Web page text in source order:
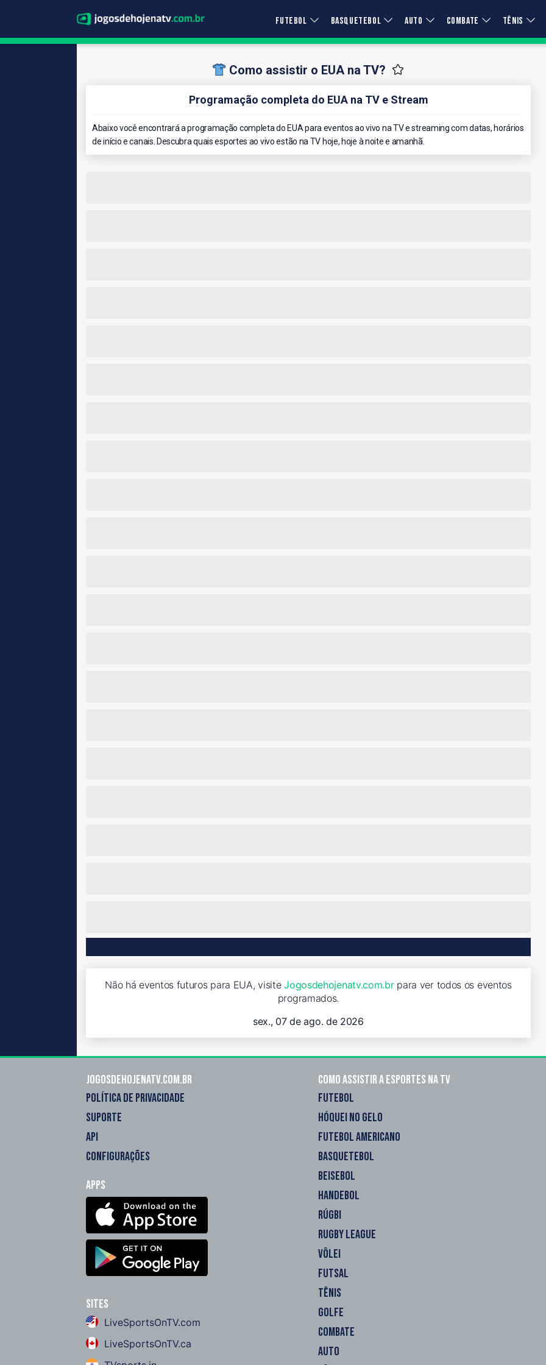
FUTEBOL BASQUETEBOL AUTO COMBATE TÊNIS
Como assistir o EUA na TV?
Programação completa do EUA na TV e Stream
Abaixo você encontrará a programação completa do EUA para eventos ao vivo na TV e streaming com datas, horários
de início e canais. Descubra quais esportes ao vivo estão na TV hoje, hoje à noite e amanhã.
Não há eventos futuros para EUA, visiteJogosdehojenatv.com.brpara ver todos os eventos
programados.
sex., 07 de ago. de 2026
Jogosdehojenatv.com.br
POLÍTICA DE PRIVACIDADE
SUPORTE
API
CONFIGURAÇÕES
Apps
Sites
LiveSportsOnTV.com
LiveSportsOnTV.ca
Como assistir a esportes na TV
FUTEBOL
HÓQUEI NO GELO
FUTEBOL AMERICANO
BASQUETEBOL
BEISEBOL
HANDEBOL
RÚGBI
RUGBY LEAGUE
VÔLEI
FUTSAL
TÊNIS
GOLFE
COMBATE
AUTO